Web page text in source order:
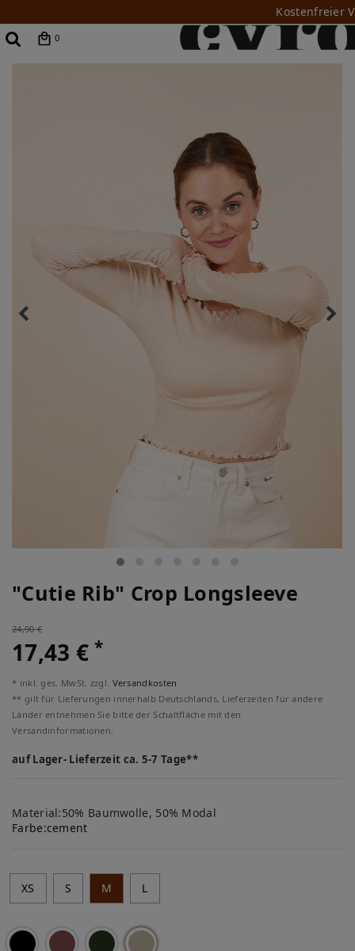
Kostenfreier
0
"Cutie Rib" Crop Longsleeve
24,90 €
17,43 €*
* inkl. ges. MwSt. zzgl. Versandkosten
** gilt für Lieferungen innerhalb Deutschlands, Lieferzeiten für andere
Länder entnehmen Sie bitte der Schaltfläche mit den
Versandinformationen.
auf Lager- Lieferzeit ca. 5-7 Tage**
Material:50% Baumwolle, 50% Modal
Farbe:cement
XS S M L